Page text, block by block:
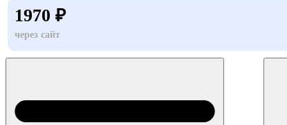
1970 ₽
через сайт